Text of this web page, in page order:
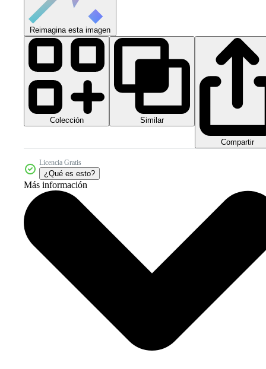
Reimagina esta imagen
Colección Similar
Compartir
Licencia Gratis
¿Qué es esto?
Más información